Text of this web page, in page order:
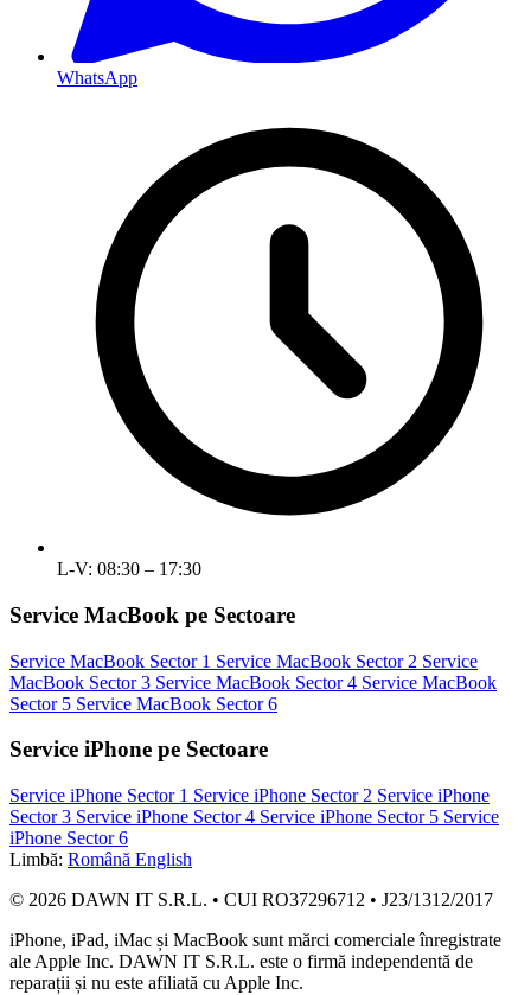
WhatsApp
L-V: 08:30 – 17:30
Service MacBook pe Sectoare
Service MacBook Sector 1 Service MacBook Sector 2 Service
MacBook Sector 3 Service MacBook Sector 4 Service MacBook
Sector 5 Service MacBook Sector 6
Service iPhone pe Sectoare
Service iPhone Sector 1 Service iPhone Sector 2 Service iPhone
Sector 3 Service iPhone Sector 4 Service iPhone Sector 5 Service
iPhone Sector 6
Limbă: Română English
© 2026 DAWN IT S.R.L. • CUI RO37296712 • J23/1312/2017
iPhone, iPad, iMac și MacBook sunt mărci comerciale înregistrate
ale Apple Inc. DAWN IT S.R.L. este o firmă independentă de
reparații și nu este afiliată cu Apple Inc.